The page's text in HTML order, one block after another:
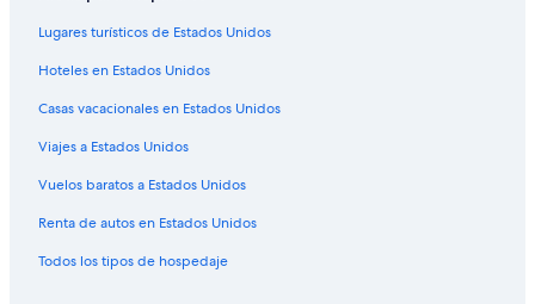
Hoteles en Sun Valley
Lugares turísticos de Estados Unidos
Hoteles en Estados Unidos
Casas vacacionales en Estados Unidos
Viajes a Estados Unidos
Vuelos baratos a Estados Unidos
Renta de autos en Estados Unidos
Todos los tipos de hospedaje